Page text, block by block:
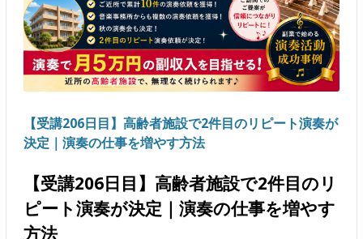
【受講206日目】高齢者施設で2件目のリピート演奏が
決定｜演奏の仕事を増やす方法
【受講206日目】高齢者施設で2件目のリ
ピート演奏が決定｜演奏の仕事を増やす
方法